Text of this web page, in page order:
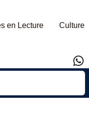
en Lecture Culture